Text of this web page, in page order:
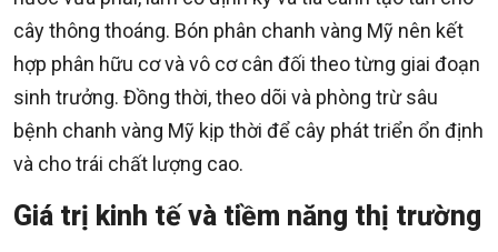
cây thông thoáng. Bón phân chanh vàng Mỹ nên kết
hợp phân hữu cơ và vô cơ cân đối theo từng giai đoạn
sinh trưởng. Đồng thời, theo dõi và phòng trừ sâu
bệnh chanh vàng Mỹ kịp thời để cây phát triển ổn định
và cho trái chất lượng cao.
Giá trị kinh tế và tiềm năng thị trường